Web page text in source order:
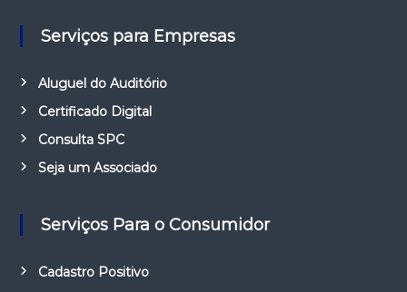
Serviços para Empresas
Aluguel do Auditório
Certificado Digital
Consulta SPC
Seja um Associado
Serviços Para o Consumidor
Cadastro Positivo